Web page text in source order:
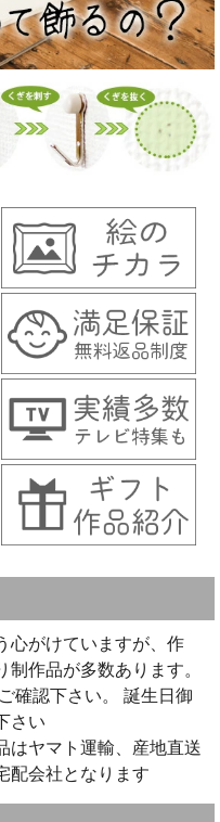
心がけていますが、作
作品が多数あります。
確認下さい。 誕生日御
さい
はヤマト運輸、産地直送
配会社となります